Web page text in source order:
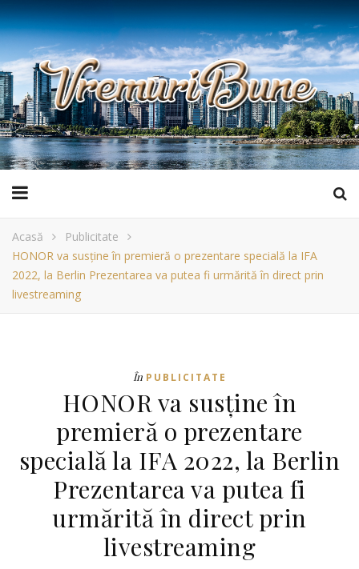
Acasă
Publicitate
HONOR va susține în premieră o prezentare specială la IFA
2022, la Berlin Prezentarea va putea fi urmărită în direct prin
livestreaming
În PUBLICITATE
HONOR va susține în
premieră o prezentare
specială la IFA 2022, la Berlin
Prezentarea va putea fi
urmărită în direct prin
livestreaming